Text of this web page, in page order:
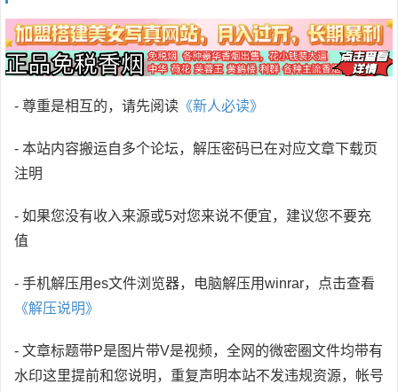
- 尊重是相互的，请先阅读 《新人必读》
- 本站内容搬运自多个论坛，解压密码已在对应文章下载页
注明
- 如果您没有收入来源或5对您来说不便宜，建议您不要充
值
- 手机解压用es文件浏览器，电脑解压用winrar，点击查看
《解压说明》
- 文章标题带P是图片带V是视频，全网的微密圈文件均带有
水印这里提前和您说明，重复声明本站不发违规资源，帐号